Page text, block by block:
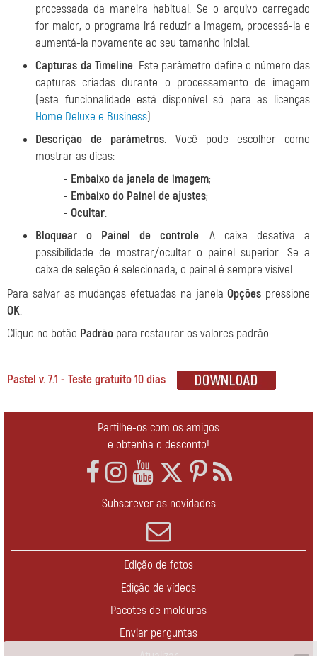
processada da maneira habitual. Se o arquivo carregado
for maior, o programa irá reduzir a imagem, processá-la e
aumentá-la novamente ao seu tamanho inicial.
Capturas da Timeline. Este parâmetro define o número das
capturas criadas durante o processamento de imagem
(esta funcionalidade está disponível só para as licenças
Home Deluxe e Business).
Descrição de parámetros. Você pode escolher como
mostrar as dicas:
- Embaixo da janela de imagem;
- Embaixo do Painel de ajustes;
- Ocultar.
Bloquear o Painel de controle. A caixa desativa a
possibilidade de mostrar/ocultar o painel superior. Se a
caixa de seleção é selecionada, o painel é sempre visível.
Para salvar as mudanças efetuadas na janelaOpções pressione
OK.
Clique no botão Padrão para restaurar os valores padrão.
Pastel v. 7.1 - Teste gratuito 10 dias
Partilhe-os com os amigos
e obtenha o desconto!
Subscrever as novidades
Edição de fotos
Edição de vídeos
Pacotes de molduras
Enviar perguntas